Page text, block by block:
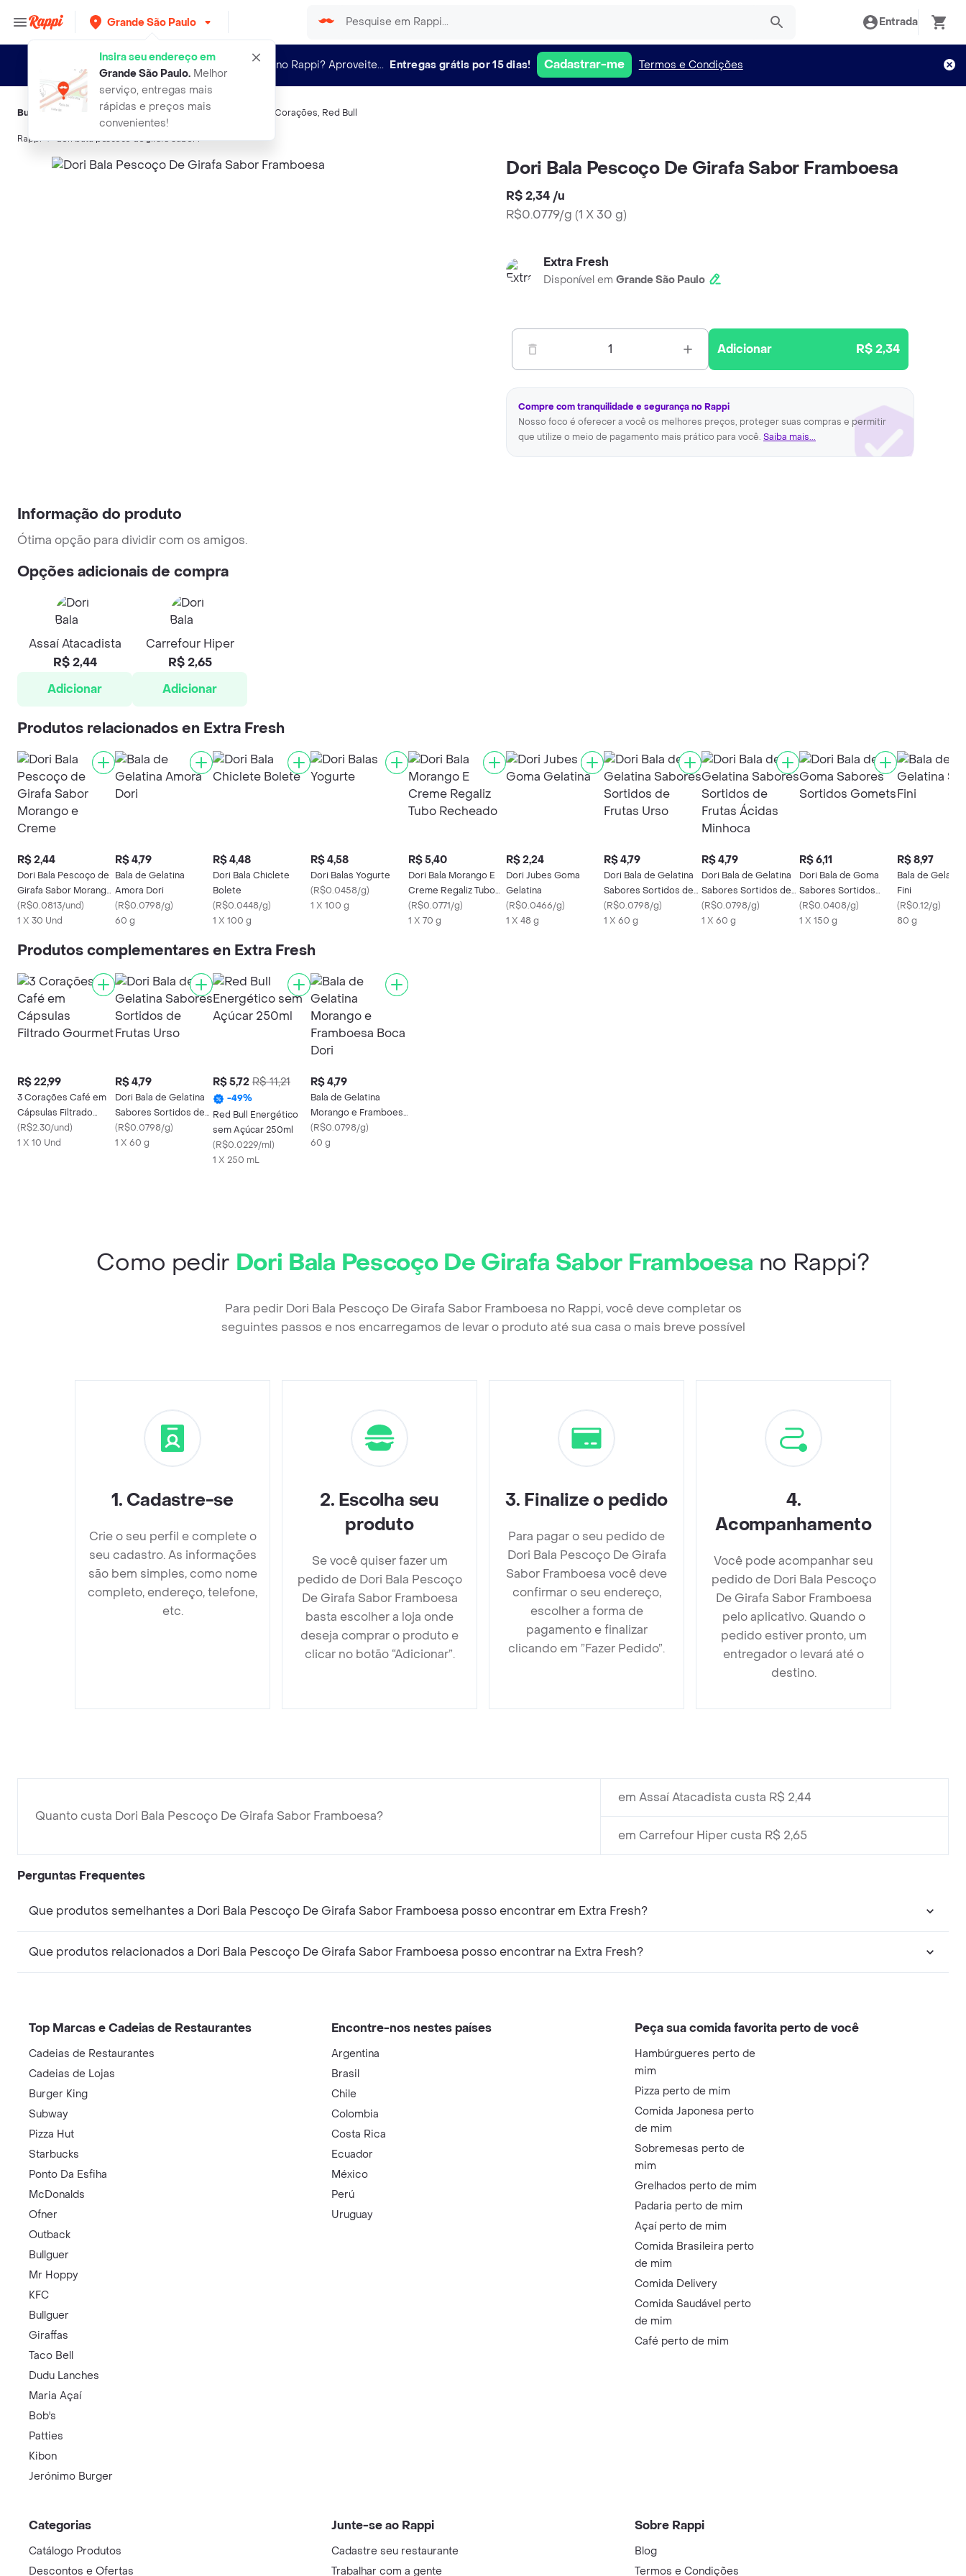
Grande São Paulo
Insira seu endereço em
Grande São Paulo.Melhor
serviço, entregas mais
rápidas e preços mais
convenientes!
Entrada
Novo no Rappi? Aproveite... Entregas grátis por 15 dias! Cadastrar-me Termos e Condições
Buscas relacionadas:Gomas de mascar e balas 3 Corações, Red Bull
Rappi dori bala pescoco de girafa sabor f
Dori Bala Pescoço De Girafa Sabor Framboesa
R$ 2,34 /u
R$0.0779/g (1 X 30 g)
Extra Fresh
Disponível em Grande São Paulo
1 Adicionar R$ 2,34
Compre com tranquilidade e segurança no Rappi
Nosso foco é oferecer a você os melhores preços, proteger suas compras e permitir
que utilize o meio de pagamento mais prático para você. Saiba mais...
Informação do produto
Ótima opção para dividir com os amigos.
Opções adicionais de compra
Assaí Atacadista
R$ 2,44
Adicionar
Carrefour Hiper
R$ 2,65
Adicionar
Produtos relacionados en Extra Fresh
R$ 2,44
Dori Bala Pescoço de
Girafa Sabor Morango
e Creme
(R$0.0813/und)
1 X 30 Und
R$ 4,79
Bala de Gelatina
Amora Dori
(R$0.0798/g)
60 g
R$ 4,48
Dori Bala Chiclete
Bolete
(R$0.0448/g)
1 X 100 g
R$ 4,58
Dori Balas Yogurte
(R$0.0458/g)
1 X 100 g
R$ 5,40
Dori Bala Morango E
Creme Regaliz Tubo
Recheado
(R$0.0771/g)
1 X 70 g
R$ 2,24
Dori Jubes Goma
Gelatina
(R$0.0466/g)
1 X 48 g
R$ 4,79
Dori Bala de Gelatina
Sabores Sortidos de
Frutas Urso
(R$0.0798/g)
1 X 60 g
R$ 4,79
Dori Bala de Gelatina
Sabores Sortidos de
Frutas Ácidas Minhoca
(R$0.0798/g)
1 X 60 g
R$ 6,11
Dori Bala de Goma
Sabores Sortidos
Gomets
(R$0.0408/g)
1 X 150 g
R$ 8,97
Bala de
Fini
(R$0.12/g)
80 g
Produtos complementares en Extra Fresh
R$ 22,99
3 Corações Café em
Cápsulas Filtrado
Gourmet
(R$2.30/und)
1 X 10 Und
R$ 4,79
Dori Bala de Gelatina
Sabores Sortidos de
Frutas Urso
(R$0.0798/g)
1 X 60 g
R$ 5,72 R$ 11,21
-49%
Red Bull Energético
sem Açúcar 250ml
(R$0.0229/ml)
1 X 250 mL
R$ 4,79
Bala de Gelatina
Morango e Framboesa
Boca Dori
(R$0.0798/g)
60 g
Como pedir Dori Bala Pescoço De Girafa Sabor Framboesa no Rappi?
Para pedir Dori Bala Pescoço De Girafa Sabor Framboesa no Rappi, você deve completar os
seguintes passos e nos encarregamos de levar o produto até sua casa o mais breve possível
1. Cadastre-se
Crie o seu perfil e complete o
seu cadastro. As informações
são bem simples, como nome
completo, endereço, telefone,
etc.
2. Escolha seu
produto
Se você quiser fazer um
pedido de Dori Bala Pescoço
De Girafa Sabor Framboesa
basta escolher a loja onde
deseja comprar o produto e
clicar no botão “Adicionar”.
3. Finalize o pedido
Para pagar o seu pedido de
Dori Bala Pescoço De Girafa
Sabor Framboesa você deve
confirmar o seu endereço,
escolher a forma de
pagamento e finalizar
clicando em ”Fazer Pedido”.
4.
Acompanhamento
Você pode acompanhar seu
pedido de Dori Bala Pescoço
De Girafa Sabor Framboesa
pelo aplicativo. Quando o
pedido estiver pronto, um
entregador o levará até o
destino.
Quanto custa Dori Bala Pescoço De Girafa Sabor Framboesa?
em Assaí Atacadista custa R$ 2,44
em Carrefour Hiper custa R$ 2,65
Perguntas Frequentes
Que produtos semelhantes a Dori Bala Pescoço De Girafa Sabor Framboesa posso encontrar em Extra Fresh?
Que produtos relacionados a Dori Bala Pescoço De Girafa Sabor Framboesa posso encontrar na Extra Fresh?
Top Marcas e Cadeias de Restaurantes
Cadeias de Restaurantes
Cadeias de Lojas
Burger King
Subway
Pizza Hut
Starbucks
Ponto Da Esfiha
McDonalds
Ofner
Outback
Bullguer
Mr Hoppy
KFC
Bullguer
Giraffas
Taco Bell
Dudu Lanches
Maria Açaí
Bob's
Patties
Kibon
Jerónimo Burger
Encontre-nos nestes países
Argentina
Brasil
Chile
Colombia
Costa Rica
Ecuador
México
Perú
Uruguay
Peça sua comida favorita perto de você
Hambúrgueres perto de
mim
Pizza perto de mim
Comida Japonesa perto
de mim
Sobremesas perto de
mim
Grelhados perto de mim
Padaria perto de mim
Açaí perto de mim
Comida Brasileira perto
de mim
Comida Delivery
Comida Saudável perto
de mim
Café perto de mim
Categorias
Catálogo Produtos
Descontos e Ofertas
Junte-se ao Rappi
Cadastre seu restaurante
Trabalhar com a gente
Sobre Rappi
Blog
Termos e Condições